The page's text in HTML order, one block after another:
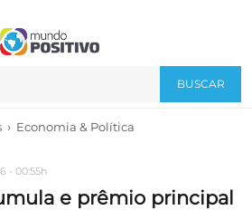
BUSCAR
› Economia & Política
- 00:55h
e prêmio principal